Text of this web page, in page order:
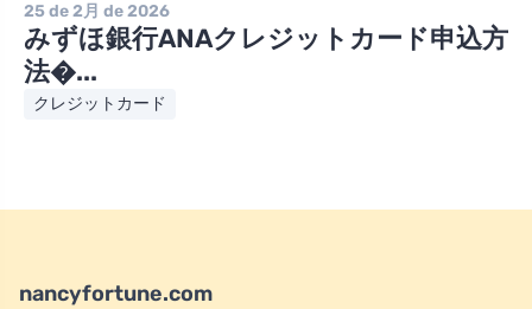
25 de 2月 de 2026
みずほ銀行ANAクレジットカード申込方
法�...
クレジットカード
nancyfortune.com